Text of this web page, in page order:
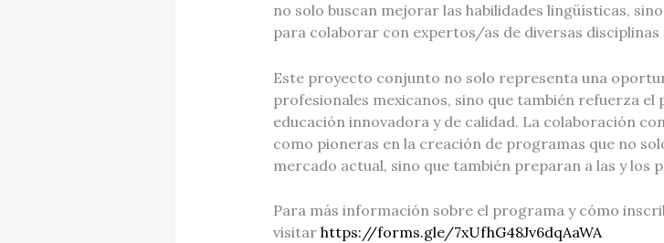
no solo buscan mejorar las habilidades lingüísticas,
para colaborar con expertos/as de diversas
Este proyecto conjunto no solo representa una
profesionales mexicanos, sino que también refuerza el
educación innovadora y de calidad. La colaboración
como pioneras en la creación de programas que no
mercado actual, sino que también preparan a las y los
Para más información sobre el programa y cómo
visitar https://forms.gle/7xUfhG48Jv6dqAaWA